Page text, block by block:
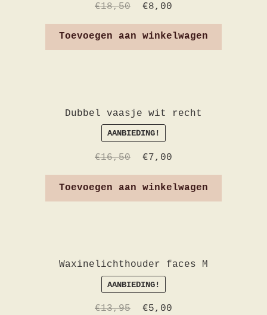
€18,50 €8,00
Toevoegen aan winkelwagen
Dubbel vaasje wit recht
AANBIEDING!
€16,50 €7,00
Toevoegen aan winkelwagen
Waxinelichthouder faces M
AANBIEDING!
€13,95 €5,00